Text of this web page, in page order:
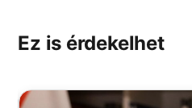
Ez is érdekelhet